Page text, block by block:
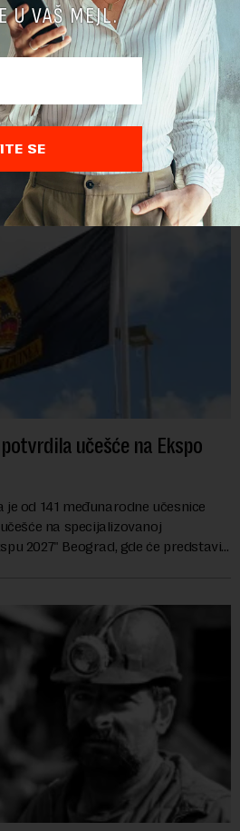
učešće na Ekspo
je od 141 međunarodne učesnice
na specijalizovanoj
2027" Beograd, gde će predstaviti
U VAŠ MEJL.
SE